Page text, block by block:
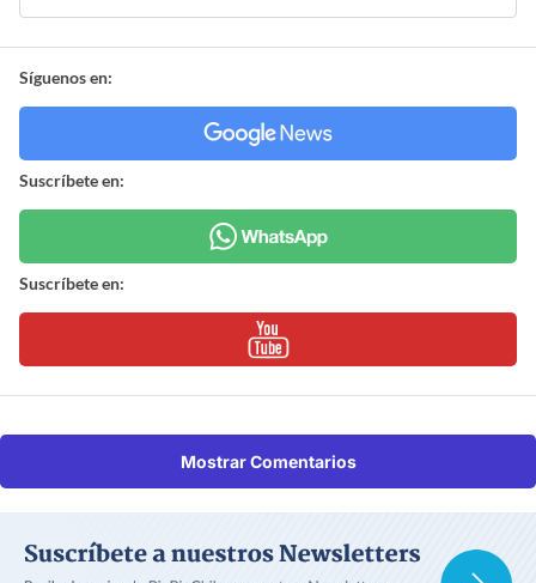
Síguenos en:
Suscríbete en:
Suscríbete en:
Mostrar Comentarios